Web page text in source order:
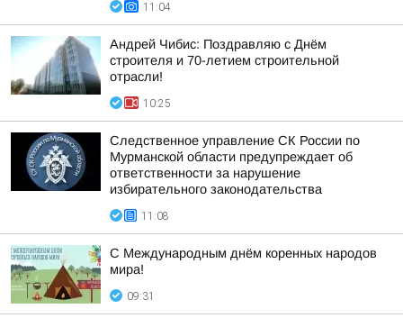
11:04
Андрей Чибис: Поздравляю с Днём
строителя и 70-летием строительной
отрасли!
10:25
Следственное управление СК России по
Мурманской области предупреждает об
ответственности за нарушение
избирательного законодательства
11:08
С Международным днём коренных народов
мира!
09:31